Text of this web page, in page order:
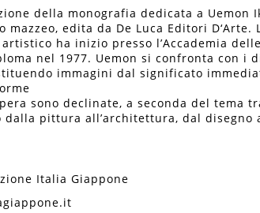
della monografia dedicata a Uemon
mazzeo, edita da De Luca Editori D‘Arte.
ha inizio presso l’Accademia
nel 1977. Uemon si confronta con i
immagini dal significato
sono declinate, a seconda del tema
pittura all’architettura, dal disegno
Italia Giappone